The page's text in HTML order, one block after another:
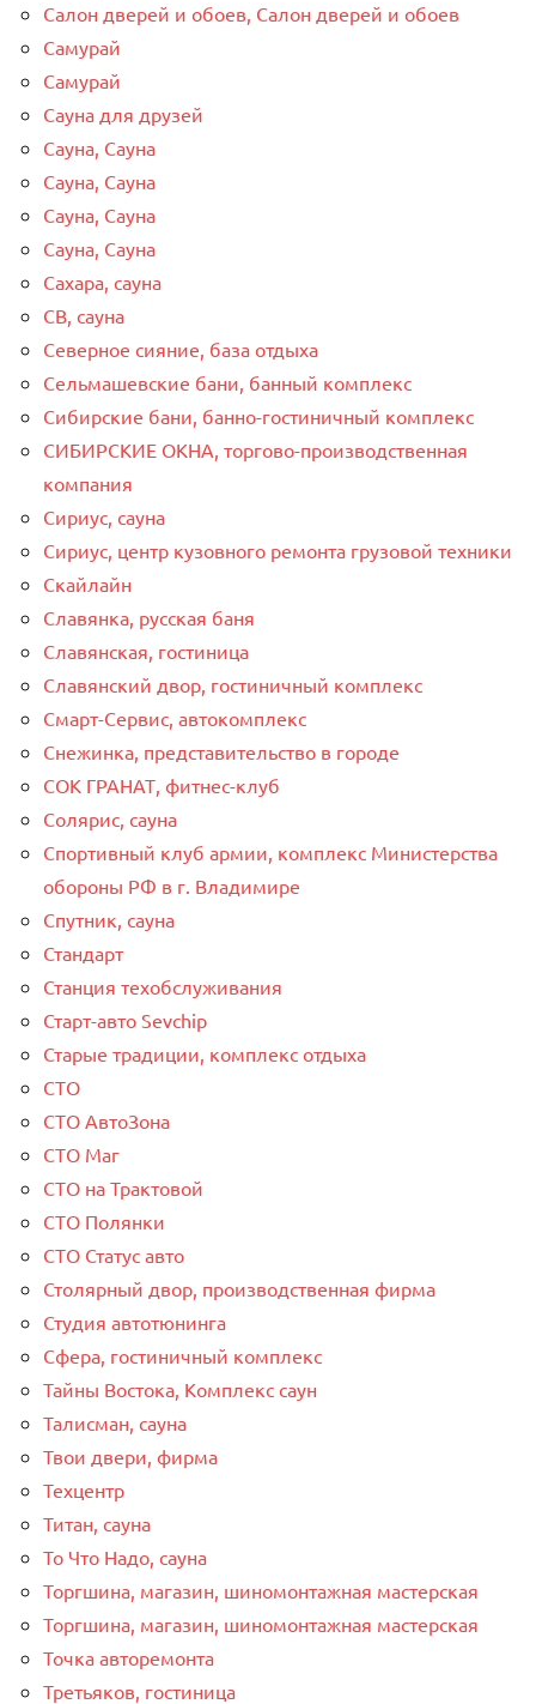
Салон дверей и обоев, Салон дверей и обоев
Самурай
Самурай
Сауна для друзей
Сауна, Сауна
Сауна, Сауна
Сауна, Сауна
Сауна, Сауна
Сахара, сауна
СВ, сауна
Северное сияние, база отдыха
Сельмашевские бани, банный комплекс
Сибирские бани, банно-гостиничный комплекс
СИБИРСКИЕ ОКНА, торгово-производственная
компания
Сириус, сауна
Сириус, центр кузовного ремонта грузовой техники
Скайлайн
Славянка, русская баня
Славянская, гостиница
Славянский двор, гостиничный комплекс
Смарт-Сервис, автокомплекс
Снежинка, представительство в городе
СОК ГРАНАТ, фитнес-клуб
Солярис, сауна
Спортивный клуб армии, комплекс Министерства
обороны РФ в г. Владимире
Спутник, сауна
Стандарт
Станция техобслуживания
Старт-авто Sevchip
Старые традиции, комплекс отдыха
СТО
СТО АвтоЗона
СТО Маг
СТО на Трактовой
СТО Полянки
СТО Статус авто
Столярный двор, производственная фирма
Студия автотюнинга
Сфера, гостиничный комплекс
Тайны Востока, Комплекс саун
Талисман, сауна
Твои двери, фирма
Техцентр
Титан, сауна
То Что Надо, сауна
Торгшина, магазин, шиномонтажная мастерская
Торгшина, магазин, шиномонтажная мастерская
Точка авторемонта
Третьяков, гостиница